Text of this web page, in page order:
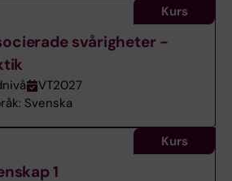
svårigheter -
VT2027
Svenska
Kurs
1
Kurs